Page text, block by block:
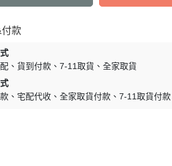
款
貨到付款 7-11取貨
全家取貨
宅配代收 全家取貨付款 7-11取貨付款